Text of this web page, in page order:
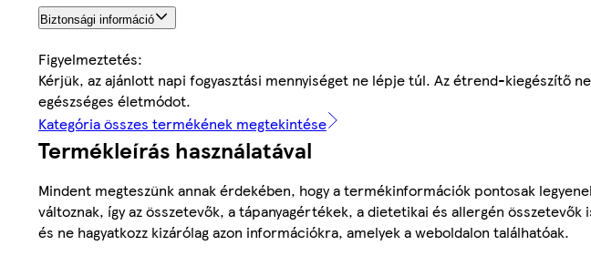
Biztonsági információ
Figyelmeztetés:
Kérjük, az ajánlott napi fogyasztási mennyiséget ne lépje túl. Az étrend-kiegészítő
egészséges életmódot.
Kategória összes termékének megtekintése
Termékleírás használatával
Mindent megteszünk annak érdekében, hogy a termékinformációk pontosak
változnak, így az összetevők, a tápanyagértékek, a dietetikai és allergén
és ne hagyatkozz kizárólag azon információkra, amelyek a weboldalon találhatóak.